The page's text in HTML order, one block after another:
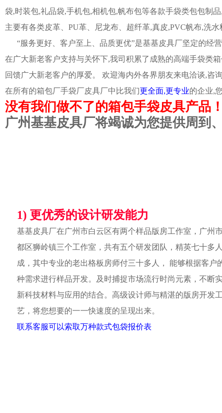
袋,时装包,礼品袋,手机包,相机包,帆布包等各款手袋类包包制
主要有各类皮革、PU革、尼龙布、超纤革,真皮,PVC帆布,洗
“服务更好、客户至上、品质更优”是基基皮具厂坚定的经
在广大新老客户支持与关怀下,我司积累了成熟的高端手袋类
回馈广大新老客户的厚爱。 欢迎海内外各界朋友来电洽谈,咨
在所有的箱包厂手袋厂皮具厂中比我们更全面,更专业的企业,
没有我们做不了的箱包手袋皮具产品
广州基基皮具厂将竭诚为您提供周到
1) 更优秀的设计研发能力
基基皮具厂在广州市白云区有两个样品版房工作室，广州
都区狮岭镇三个工作室，共有五个研发团队，精英七十多
成，其中专业的老出格板房师付三十多人， 能够根据客户
种需求进行样品开发。及时捕捉市场流行时尚元素，不断
新科技材料与应用的结合。高级设计师与精湛的版房开发
艺，将您想要的一一快速度的呈现出来。
联系客服可以索取万种款式包袋报价表